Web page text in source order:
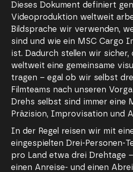
Dieses Dokument definiert
Videoproduktion weltweit
Bildsprache wir verwenden,
sind und wie ein MSC Cargo
ist. Dadurch stellen wir sicher,
weltweit eine gemeinsame
tragen – egal ob wir selbst
Filmteams nach unseren
Drehs selbst sind immer eine
Präzision, Improvisation und
In der Regel reisen wir mit
eingespielten Drei-Personen-
pro Land etwa drei Drehtage
einen Anreise- und einen